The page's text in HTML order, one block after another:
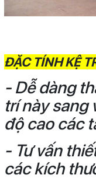
ĐẶC TÍNH KỆ
- Dễ dàng
trí này sang
độ cao các
- Tư vấn
các kích